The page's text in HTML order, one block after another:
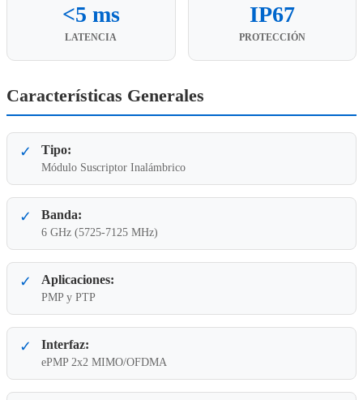
<5 ms
LATENCIA
IP67
PROTECCIÓN
Características Generales
✓ Tipo:
Módulo Suscriptor Inalámbrico
✓ Banda:
6 GHz (5725-7125 MHz)
✓ Aplicaciones:
PMP y PTP
✓ Interfaz:
ePMP 2x2 MIMO/OFDMA